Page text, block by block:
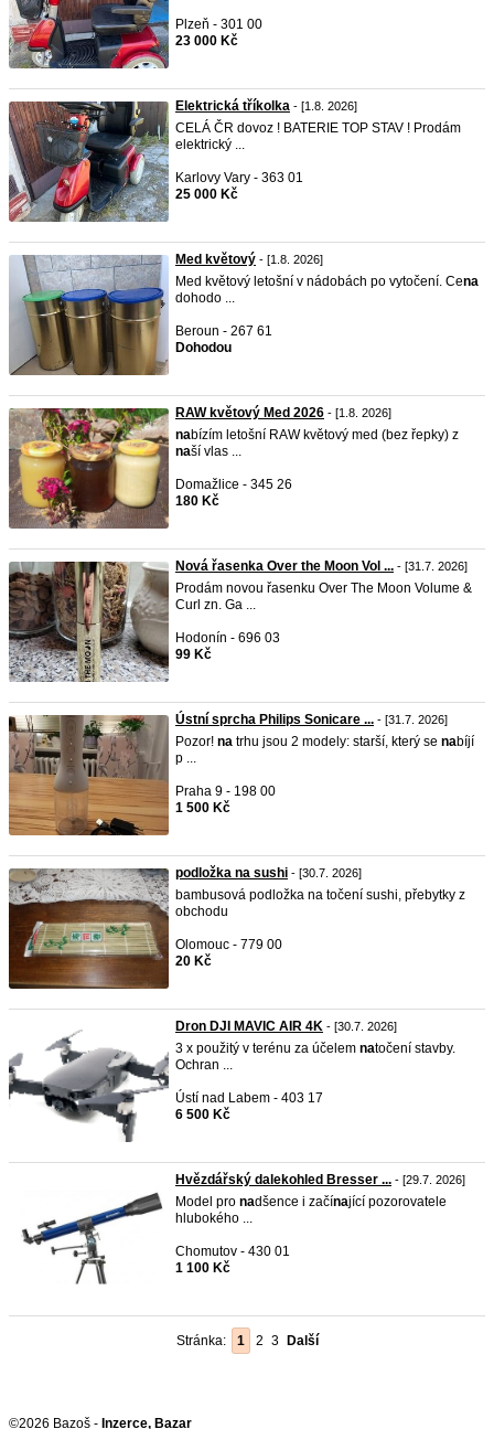
Plzeň - 301 00
23 000 Kč
Elektrická tříkolka - [1.8. 2026]
CELÁ ČR dovoz ! BATERIE TOP STAV ! Prodám
elektrický ...
Karlovy Vary - 363 01
25 000 Kč
Med květový - [1.8. 2026]
Med květový letošní v nádobách po vytočení. Cena
dohodo ...
Beroun - 267 61
Dohodou
RAW květový Med 2026 - [1.8. 2026]
nabízím letošní RAW květový med (bez řepky) z
naší vlas ...
Domažlice - 345 26
180 Kč
Nová řasenka Over the Moon Vol ... - [31.7. 2026]
Prodám novou řasenku Over The Moon Volume &
Curl zn. Ga ...
Hodonín - 696 03
99 Kč
Ústní sprcha Philips Sonicare ... - [31.7. 2026]
Pozor! na trhu jsou 2 modely: starší, který se nabíjí
p ...
Praha 9 - 198 00
1 500 Kč
podložka na sushi - [30.7. 2026]
bambusová podložka na točení sushi, přebytky z
obchodu
Olomouc - 779 00
20 Kč
Dron DJI MAVIC AIR 4K - [30.7. 2026]
3 x použitý v terénu za účelem natočení stavby.
Ochran ...
Ústí nad Labem - 403 17
6 500 Kč
Hvězdářský dalekohled Bresser ... - [29.7. 2026]
Model pro nadšence i začínající pozorovatele
hlubokého ...
Chomutov - 430 01
1 100 Kč
Stránka: 1 2 3 Další
©2026 Bazoš - Inzerce, Bazar